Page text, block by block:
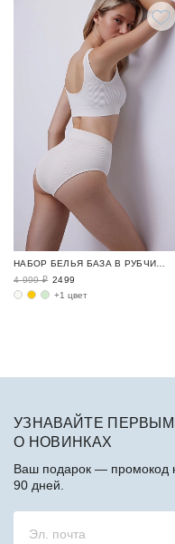
4 999 ₽ 2499
+1 цвет
УЗНАВАЙТЕ
О НОВИНКАХ
Ваш подарок — промокод
90 дней.